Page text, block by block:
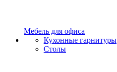
Мебель для офиса
Кухонные гарнитуры
Столы